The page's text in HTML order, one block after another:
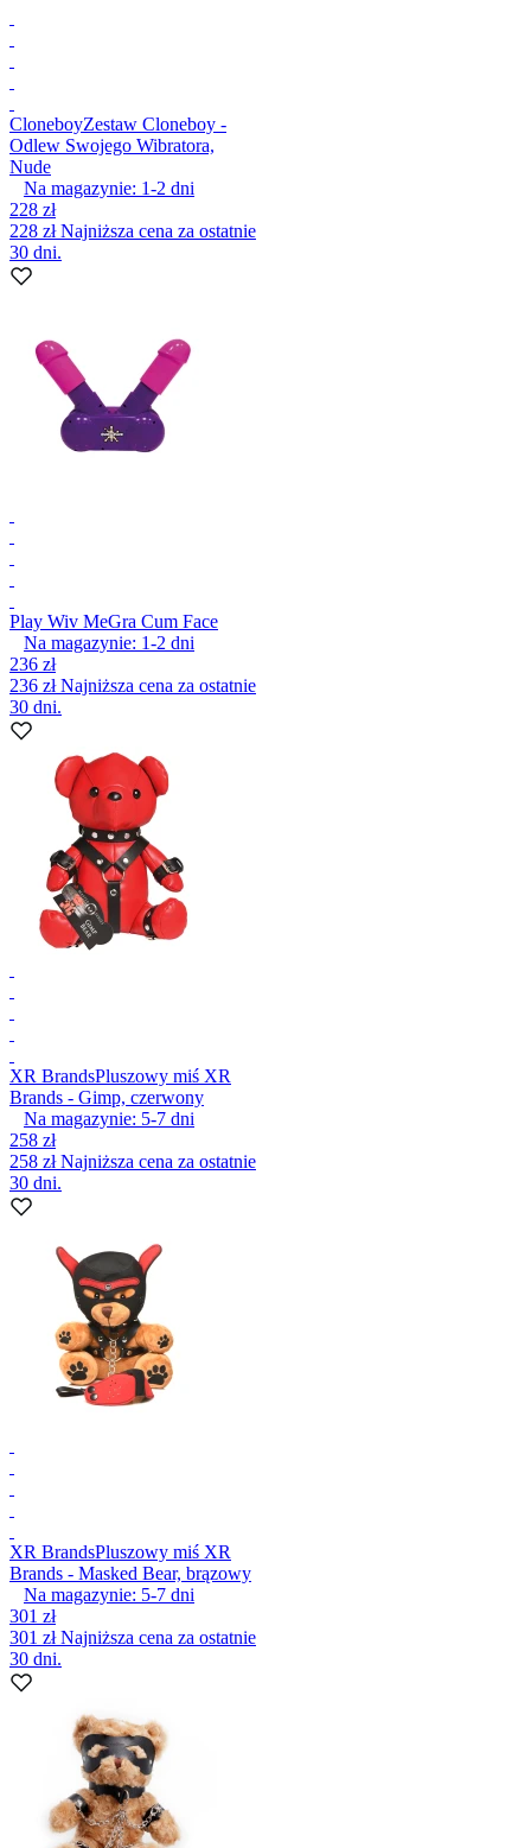
CloneboyZestaw Cloneboy -
Odlew Swojego Wibratora,
Nude
Na magazynie: 1-2 dni
228 zł
228 złNajniższa cena za ostatnie
30 dni.
Play Wiv MeGra Cum Face
Na magazynie: 1-2 dni
236 zł
236 złNajniższa cena za ostatnie
30 dni.
XR BrandsPluszowy miś XR
Brands - Gimp, czerwony
Na magazynie: 5-7 dni
258 zł
258 złNajniższa cena za ostatnie
30 dni.
XR BrandsPluszowy miś XR
Brands - Masked Bear, brązowy
Na magazynie: 5-7 dni
301 zł
301 złNajniższa cena za ostatnie
30 dni.